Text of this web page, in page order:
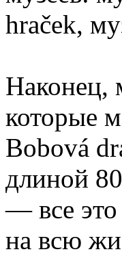
hraček,
Наконец,
которые
Bobová
длиной
— все это
на всю